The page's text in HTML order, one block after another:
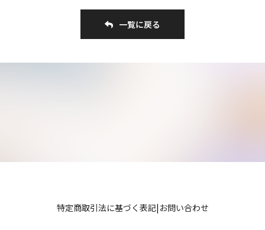
一覧に戻る
特定商取引法に基づく表記| お問い合わせ